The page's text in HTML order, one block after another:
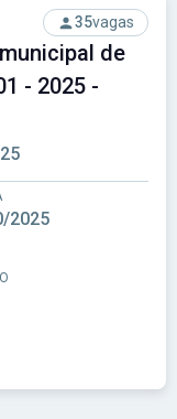
35vagas
de
- 2025 -
2025